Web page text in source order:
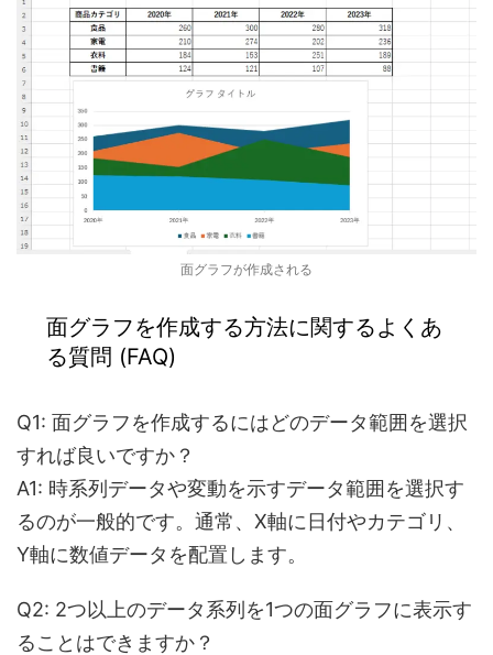
面グラフが作成される
面グラフを作成する方法に関するよくあ
る質問 (FAQ)
Q1: 面グラフを作成するにはどのデータ範囲を選択
すれば良いですか？
A1: 時系列データや変動を示すデータ範囲を選択す
るのが一般的です。通常、X軸に日付やカテゴリ、
Y軸に数値データを配置します。
Q2: 2つ以上のデータ系列を1つの面グラフに表示す
ることはできますか？